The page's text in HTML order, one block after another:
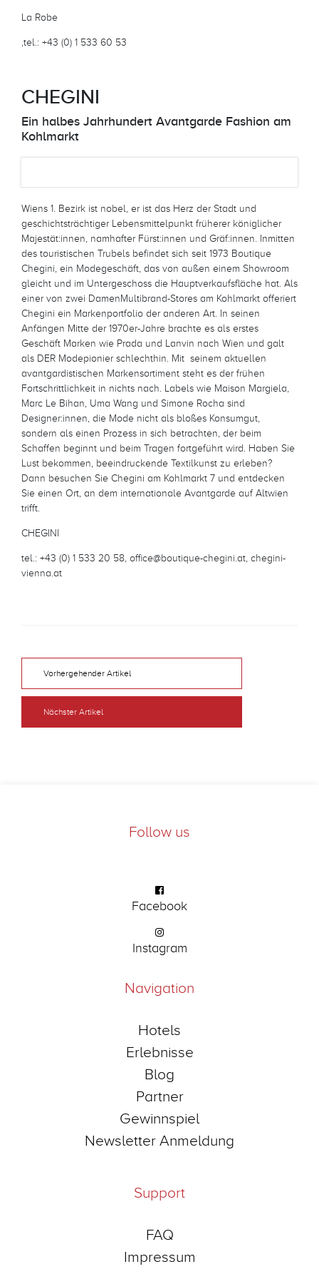
La Robe
,tel.: +43 (0) 1 533 60 53
CHEGINI
Ein halbes Jahrhundert Avantgarde Fashion am
Kohlmarkt
Wiens 1. Bezirk ist nobel, er ist das Herz der Stadt und
geschichtsträchtiger Lebensmittelpunkt früherer königlicher
Majestät:innen, namhafter Fürst:innen und Gräf:innen. Inmitten
des touristischen Trubels befindet sich seit 1973 Boutique
Chegini, ein Modegeschäft, das von außen einem Showroom
gleicht und im Untergeschoss die Hauptverkaufsfläche hat. Als
einer von zwei DamenMultibrand-Stores am Kohlmarkt offeriert
Chegini ein Markenportfolio der anderen Art. In seinen
Anfängen Mitte der 1970er-Jahre brachte es als erstes
Geschäft Marken wie Prada und Lanvin nach Wien und galt
als DER Modepionier schlechthin. Mit seinem aktuellen
avantgardistischen Markensortiment steht es der frühen
Fortschrittlichkeit in nichts nach. Labels wie Maison Margiela,
Marc Le Bihan, Uma Wang und Simone Rocha sind
Designer:innen, die Mode nicht als bloßes Konsumgut,
sondern als einen Prozess in sich betrachten, der beim
Schaffen beginnt und beim Tragen fortgeführt wird. Haben Sie
Lust bekommen, beeindruckende Textilkunst zu erleben?
Dann besuchen Sie Chegini am Kohlmarkt 7 und entdecken
Sie einen Ort, an dem internationale Avantgarde auf Altwien
trifft.
CHEGINI
tel.: +43 (0) 1 533 20 58, office@boutique-chegini.at, chegini-
vienna.at
Vorhergehender Artikel
Nächster Artikel
Navigation
Hotels
Erlebnisse
Blog
Partner
Gewinnspiel
Newsletter Anmeldung
Support
FAQ
Impressum
Follow us
Facebook
Instagram